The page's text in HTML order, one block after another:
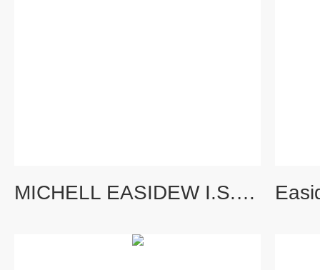
MICHELL EASIDEW I.S.露点变送器